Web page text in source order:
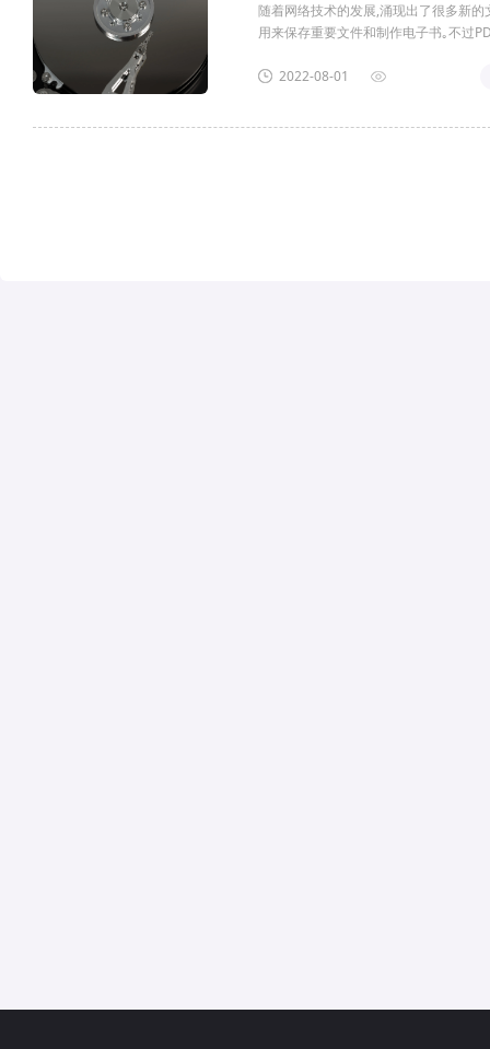
随着网络技术的发展,涌现出了很多新
用来保存重要文件和制作电子书｡不过
2022-08-01